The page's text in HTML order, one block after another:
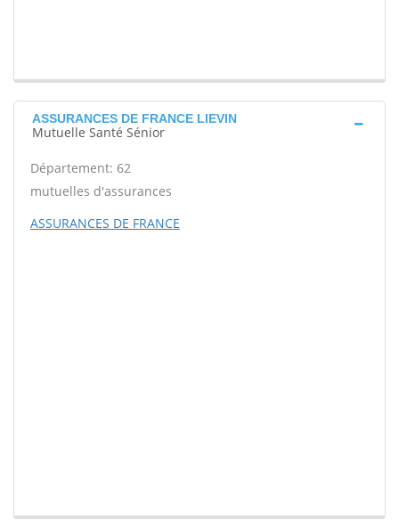
ASSURANCES DE FRANCE LIEVIN
Mutuelle Santé Sénior
Département: 62
mutuelles d'assurances
ASSURANCES DE FRANCE